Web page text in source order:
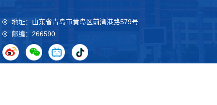
地址：山东省青岛市黄岛区前湾港路579号
邮编：266590